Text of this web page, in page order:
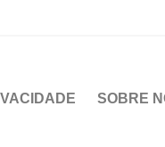
SOBRE